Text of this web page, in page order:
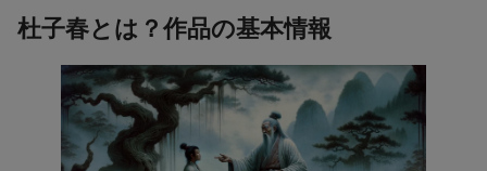
杜子春とは？作品の基本情報